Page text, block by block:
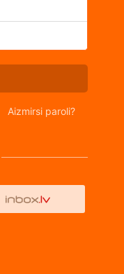
Aizmirsi paroli?